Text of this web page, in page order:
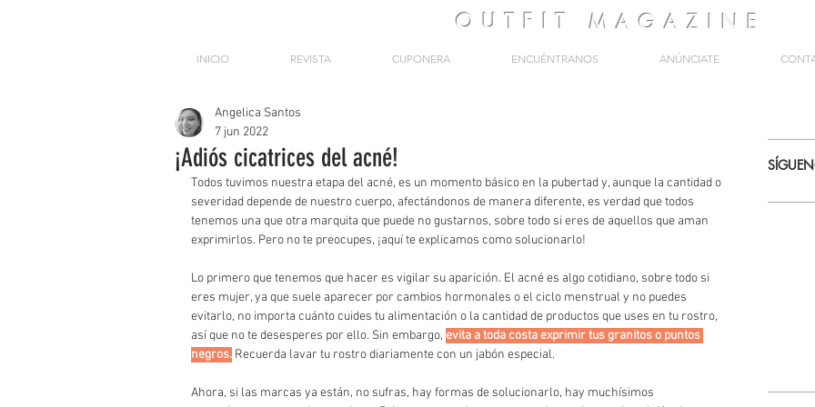
OUTFIT MAGAZINE
INICIO REVISTA CUPONERA ENCUÉNTRANOS ANÚNCIATE
¡Adiós cicatrices del acné!
Angelica Santos
7 jun 2022
Todos tuvimos nuestra etapa del acné, es un momento básico en la pubertad y, aunque la cantidad o
severidad depende de nuestro cuerpo, afectándonos de manera diferente, es verdad que todos
tenemos una que otra marquita que puede no gustarnos, sobre todo si eres de aquellos que aman
exprimirlos. Pero no te preocupes, ¡aquí te explicamos como solucionarlo!
Lo primero que tenemos que hacer es vigilar su aparición. El acné es algo cotidiano, sobre todo si
eres mujer, ya que suele aparecer por cambios hormonales o el ciclo menstrual y no puedes
evitarlo, no importa cuánto cuides tu alimentación o la cantidad de productos que uses en tu rostro,
así que no te desesperes por ello. Sin embargo, evita a toda costa exprimir tus granitos o puntos
negros. Recuerda lavar tu rostro diariamente con un jabón especial.
Ahora, si las marcas ya están, no sufras, hay formas de solucionarlo, hay muchísimos